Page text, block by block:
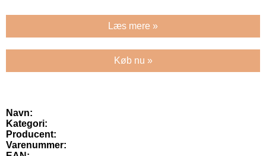
Læs mere »
Køb nu »
Navn:
Kategori:
Producent:
Varenummer: